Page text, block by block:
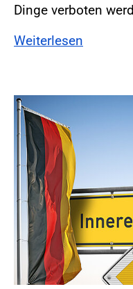
Dinge verboten
Weiterlesen